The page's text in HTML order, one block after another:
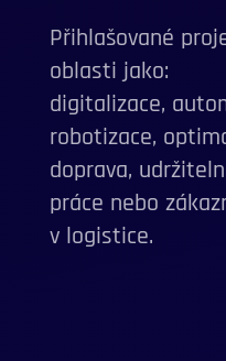
Přihlašované
oblasti jako:
digitalizace,
robotizace,
doprava,
práce nebo
v logistice.